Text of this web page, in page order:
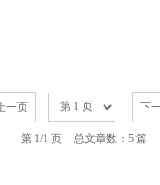
一页 下
第 1/1 页 总文章数：5 篇